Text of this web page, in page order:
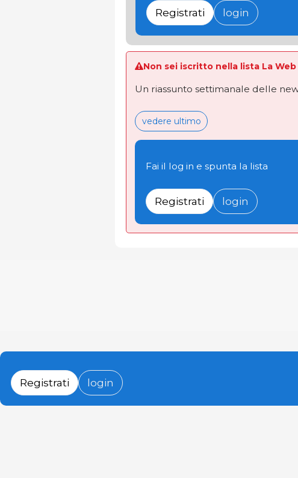
Registrati login
Non sei iscritto nella lista La
Un riassunto settimanale delle
vedere ultimo
Fai il log in e spunta la lista
Registrati login
Registrati login